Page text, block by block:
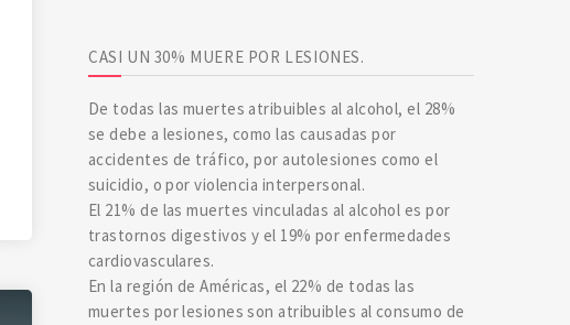
CASI UN 30% MUERE POR LESIONES.
De todas las muertes atribuibles al alcohol, el 28%
se debe a lesiones, como las causadas por
accidentes de tráfico, por autolesiones como el
suicidio, o por violencia interpersonal.
El 21% de las muertes vinculadas al alcohol es por
trastornos digestivos y el 19% por enfermedades
cardiovasculares.
En la región de Américas, el 22% de todas las
muertes por lesiones son atribuibles al consumo de